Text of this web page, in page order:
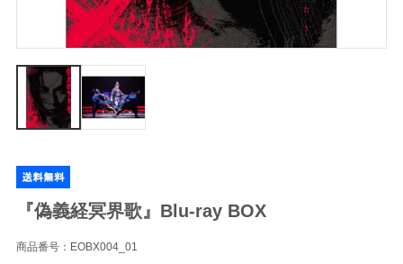
『偽義経冥界歌』Blu-ray BOX
商品番号：EOBX004_01